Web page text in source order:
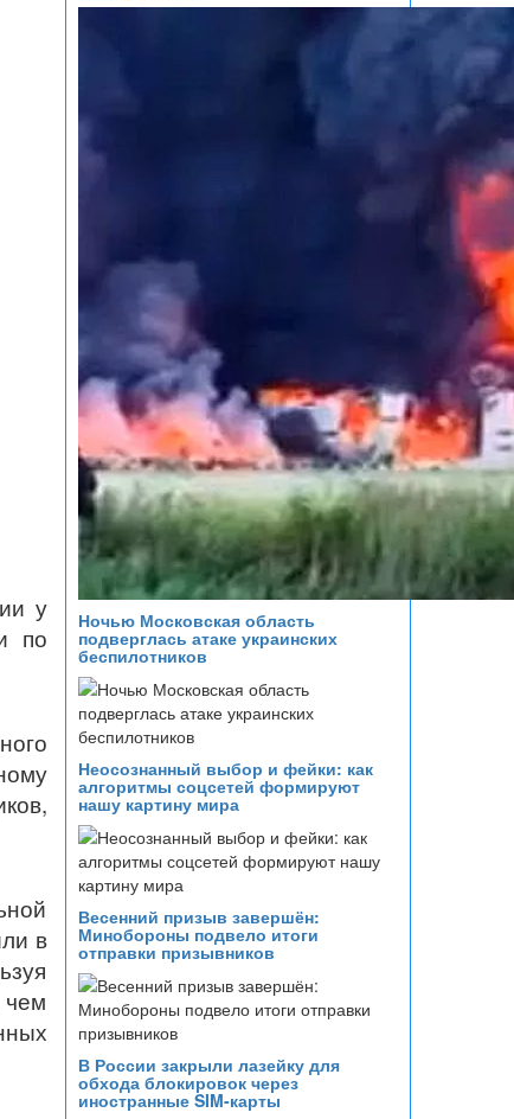
у
по
в
Ночью Московская область
подверглась атаке украинских
беспилотников
Неосознанный выбор и фейки: как
алгоритмы соцсетей формируют
нашу картину мира
Весенний призыв завершён:
Минобороны подвело итоги
отправки призывников
В России закрыли лазейку для
обхода блокировок через
иностранные SIM-карты